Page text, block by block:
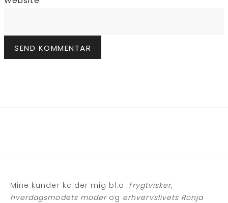
Mine kunder kalder mig bl.a. frygtvisker,
hverdagsmodets moderog erhvervslivets Ronja